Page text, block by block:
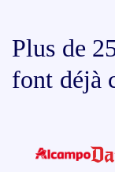
Plus de
font déjà